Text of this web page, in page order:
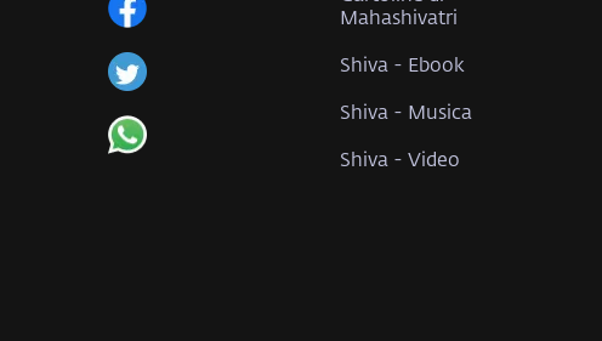
Mahashivatri
Shiva - Ebook
Shiva - Musica
Shiva - Video